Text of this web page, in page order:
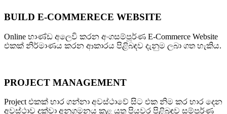
BUILD E-COMMERECE WEBSITE
Online භාණ්ඩ අලෙවි කරන අංගසම්පූර්ණ E-Commerce Website
එකක් නිර්මාණය කරන ආකාරය පිළිබඳව දැනුම ලබා ගත හැකිය.
PROJECT MANAGEMENT
Project එකක් භාර ගන්නා අවස්ථාවේ සිට එක නිම කර භාර දෙන
අවස්ථාව දක්වා අනුගමනය කළ යුතු පියවර පිළිබඳව සම්පූර්ණ